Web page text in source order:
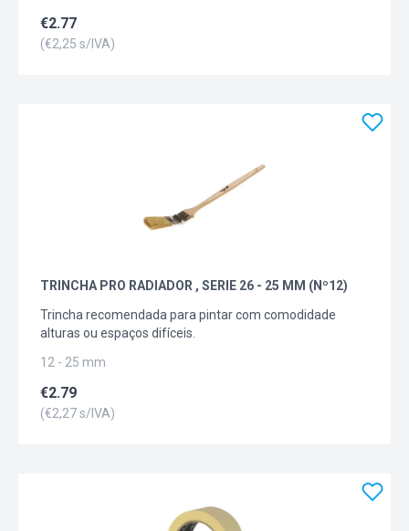
€2.77
(€2,25 s/IVA)
TRINCHA PRO RADIADOR , SERIE 26 - 25 MM (Nº12)
Trincha recomendada para pintar com comodidade
alturas ou espaços difíceis.
12 - 25 mm
€2.79
(€2,27s/IVA)